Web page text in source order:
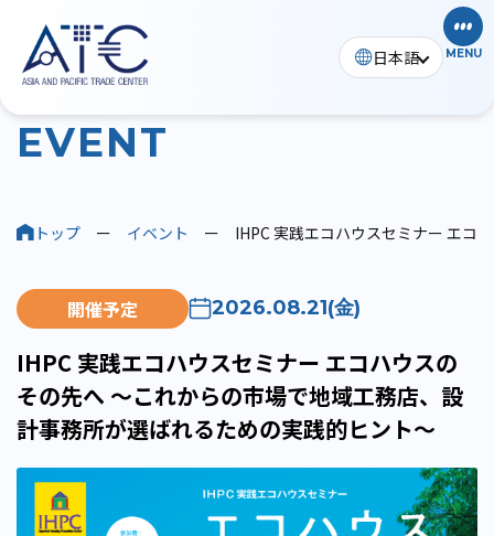
日本語 MENU
EVENT
トップ ー イベント ー IHPC 実践エコハウスセミナー エコ
開催予定 2026.08.21(金)
IHPC 実践エコハウスセミナー エコハウスの
その先へ ～これからの市場で地域工務店、設
計事務所が選ばれるための実践的ヒント～